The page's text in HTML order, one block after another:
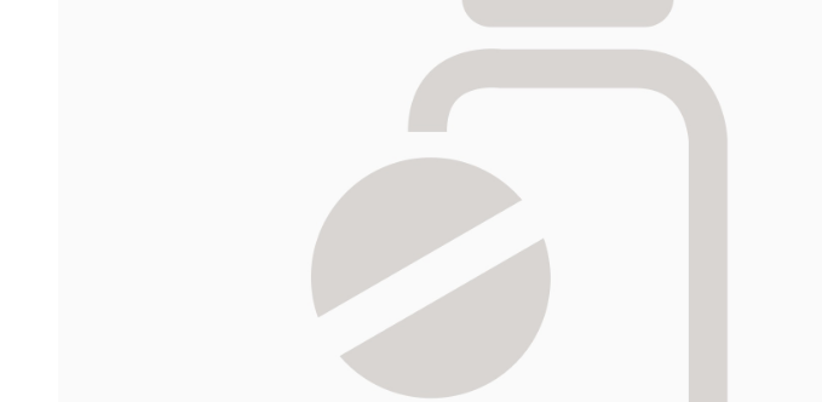
Reseptilääkkeiden tilaaminen edellyttää voimassa olevaa reseptiä, ja voit
-palvelusta. Tilausta varten sinun pitää ensin
tunnistautua. Apteekki käsittelee tilauksesi, jonka jälkeen voit maksaa ostoksesi.
Siirry reseptilääketilaukseen